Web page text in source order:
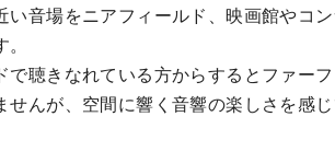
音場をニアフィールド、映画館やコ
聴きなれている方からするとファー
んが、空間に響く音響の楽しさを感